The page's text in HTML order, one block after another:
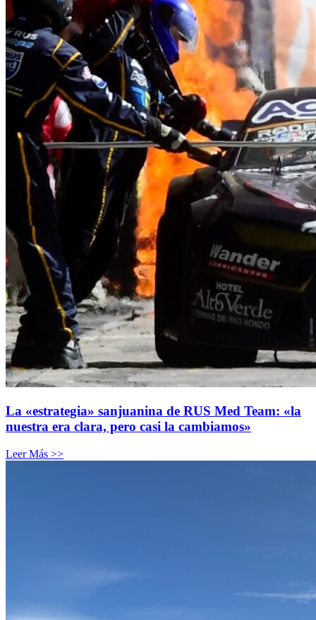
La «estrategia» sanjuanina de RUS Med Team: «la
nuestra era clara, pero casi la cambiamos»
Leer Más >>